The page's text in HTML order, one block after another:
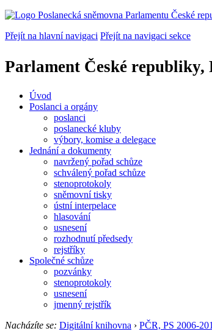
Přejít na hlavní navigaci Přejít na navigaci sekce
Parlament České republiky,
Úvod
Poslanci a orgány
poslanci
poslanecké kluby
výbory, komise a delegace
Jednání a dokumenty
navržený pořad schůze
schválený pořad schůze
stenoprotokoly
sněmovní tisky
ústní interpelace
hlasování
usnesení
rozhodnutí předsedy
rejstříky
Společné schůze
pozvánky
stenoprotokoly
usnesení
jmenný rejstřík
Nacházíte se: Digitální knihovna › PČR, PS 2006-